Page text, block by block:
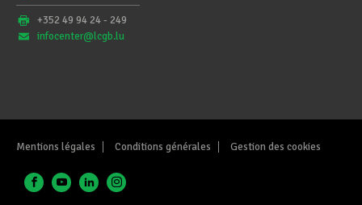
+352 49 94 24 - 249
infocenter@lcgb.lu
Mentions légales Conditions générales Gestion des cookies